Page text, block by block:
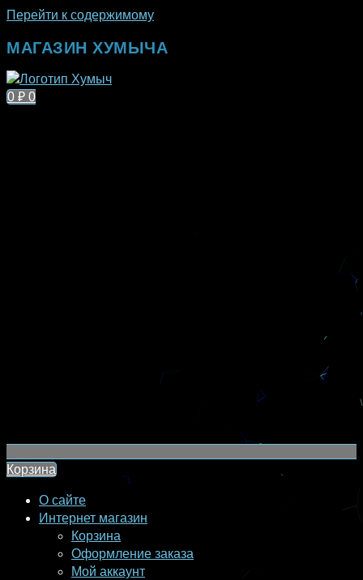
Перейти к содержимому
МАГАЗИН ХУМЫЧА
0 ₽ 0
Корзина
О сайте
Интернет магазин
Корзина
Оформление заказа
Мой аккаунт